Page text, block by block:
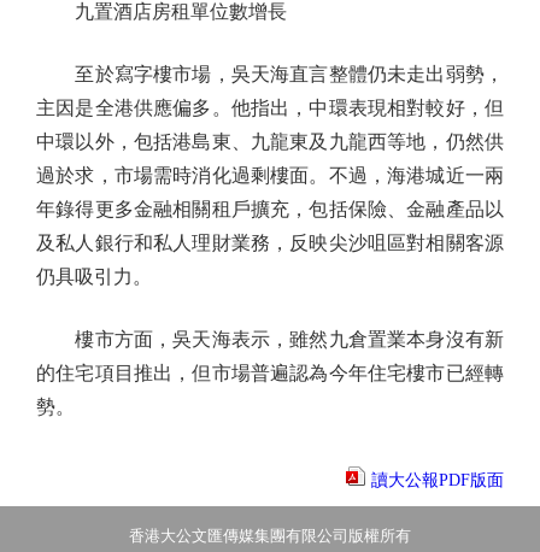
九置酒店房租單位數增長
至於寫字樓市場，吳天海直言整體仍未走出弱勢，
主因是全港供應偏多。他指出，中環表現相對較好，但
中環以外，包括港島東、九龍東及九龍西等地，仍然供
過於求，市場需時消化過剩樓面。不過，海港城近一兩
年錄得更多金融相關租戶擴充，包括保險、金融產品以
及私人銀行和私人理財業務，反映尖沙咀區對相關客源
仍具吸引力。
樓市方面，吳天海表示，雖然九倉置業本身沒有新
的住宅項目推出，但市場普遍認為今年住宅樓市已經轉
勢。
讀大公報PDF版面
香港大公文匯傳媒集團有限公司版權所有